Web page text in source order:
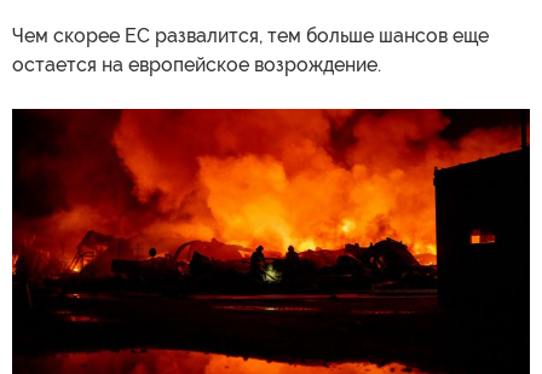
Чем скорее ЕС развалится, тем больше шансов еще
остается на европейское возрождение.